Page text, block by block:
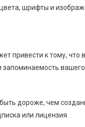
шрифты и
привести к тому,
вашего
дороже, чем
или лицензия.